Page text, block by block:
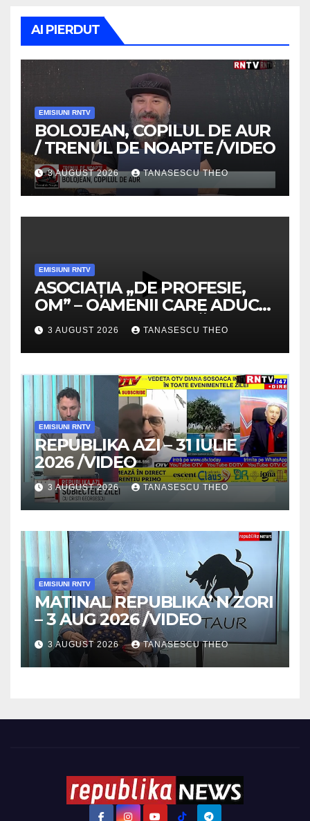
AI PIERDUT
EMISIUNI RNTV
BOLOJEAN, COPILUL DE AUR
/ TRENUL DE NOAPTE /VIDEO
3 AUGUST 2026 TANASESCU THEO
EMISIUNI RNTV
ASOCIAȚIA „DE PROFESIE,
OM” – OAMENII CARE ADUC
VALOARE COMUNITĂȚII /
SECRETELE SUCCESULUI
/VIDEO
3 AUGUST 2026 TANASESCU THEO
EMISIUNI RNTV
REPUBLIKA AZI – 31 IULIE
2026 /VIDEO
3 AUGUST 2026 TANASESCU THEO
EMISIUNI RNTV
MATINAL REPUBLIKA’ N ZORI
– 3 AUG 2026 /VIDEO
3 AUGUST 2026 TANASESCU THEO